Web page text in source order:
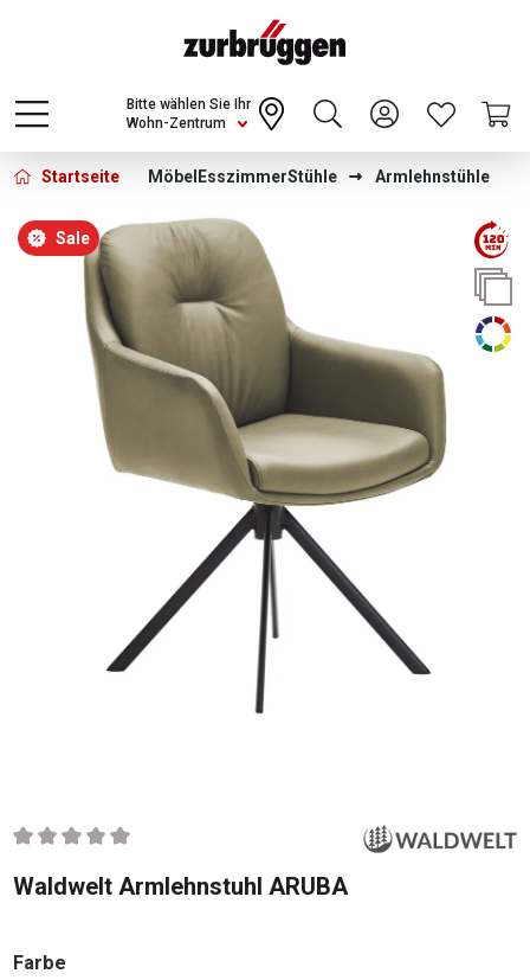
Choose a different country or region to see
content for your location and shop online
CONTINUE
Wohn-Zentrum
Bitte wählen Sie Ihr
Startseite Möbel EsszimmerStühle Armlehnstühle
Bildergalerie überspringen
Sale
Durchschnittliche Bewertung von 0 von 5 Sternen
Waldwelt Armlehnstuhl ARUBA
Farbe